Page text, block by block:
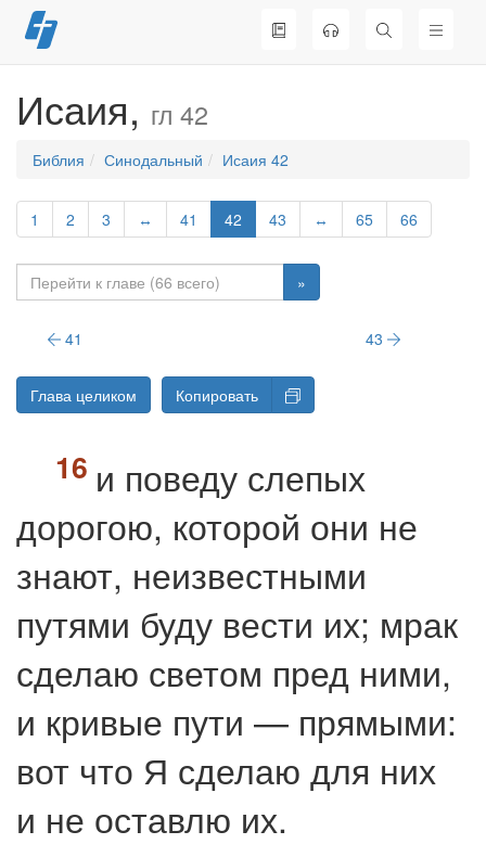
Перейти
к
Исаия, гл 42
Библия Синодальный Исаия 42
1 2 3 ↔ 41 42 43 ↔ 65 66
»
41 43
Глава целиком Копировать
и поведу слепых
дорогою, которой они не
знают, неизвестными
путями буду вести их; мрак
сделаю светом пред ними,
и кривые пути — прямыми:
вот что Я сделаю для них
и не оставлю их.